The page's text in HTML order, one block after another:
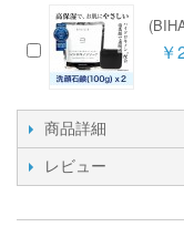
商品詳細
レビュー